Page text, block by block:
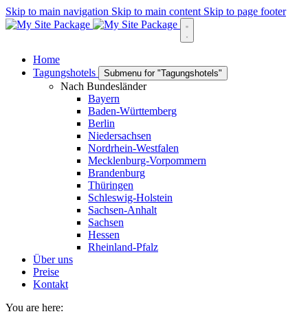
Skip to main navigation Skip to main content Skip to page footer
Home
Tagungshotels
Submenu for "Tagungshotels"
Nach Bundesländer
Bayern
Baden-Württemberg
Berlin
Niedersachsen
Nordrhein-Westfalen
Mecklenburg-Vorpommern
Brandenburg
Thüringen
Schleswig-Holstein
Sachsen-Anhalt
Sachsen
Hessen
Rheinland-Pfalz
Über uns
Preise
Kontakt
You are here: